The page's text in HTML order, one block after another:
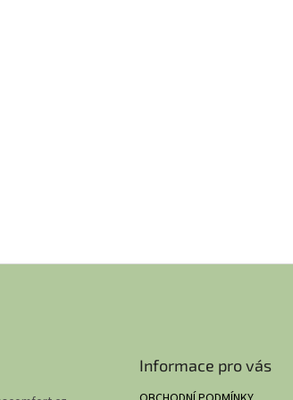
Informace pro vás